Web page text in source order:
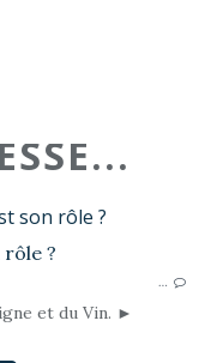
son rôle ?
…
et du Vin. ►